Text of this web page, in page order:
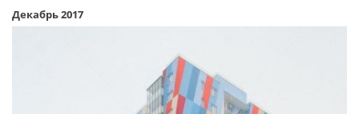
Декабрь 2017